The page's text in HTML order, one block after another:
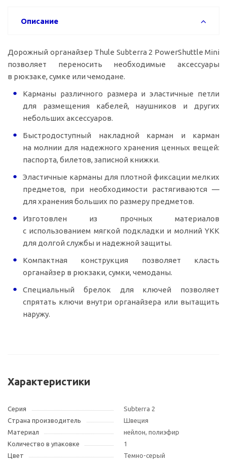
Описание
Дорожный органайзер Thule Subterra 2 PowerShuttle Mini
позволяет переносить необходимые аксессуары
в рюкзаке, сумке или чемодане.
Карманы различного размера и эластичные петли
для размещения кабелей, наушников и других
небольших аксессуаров.
Быстродоступный накладной карман и карман
на молнии для надежного хранения ценных вещей:
паспорта, билетов, записной книжки.
Эластичные карманы для плотной фиксации мелких
предметов, при необходимости растягиваются —
для хранения больших по размеру предметов.
Изготовлен из прочных материалов
с использованием мягкой подкладки и молний YKK
для долгой службы и надежной защиты.
Компактная конструкция позволяет класть
органайзер в рюкзаки, сумки, чемоданы.
Специальный брелок для ключей позволяет
спрятать ключи внутри органайзера или вытащить
наружу.
Характеристики
Серия
Subterra 2
Страна производитель
Швеция
Материал
нейлон, полиэфир
Количество в упаковке
1
Цвет
Темно-серый